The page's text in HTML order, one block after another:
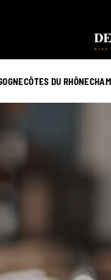
CÔTES DU RHÔNE